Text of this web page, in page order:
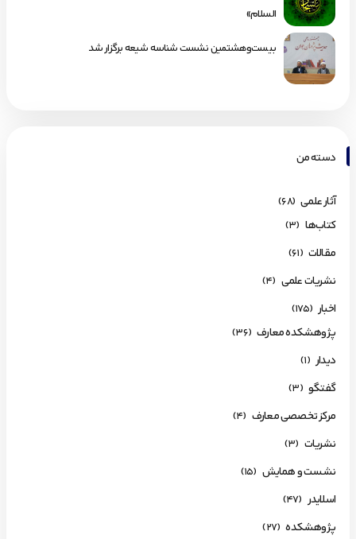
السلام»
بیست‌وهشتمین نشست شناسه شیعه برگزار شد
دسته من
آثار علمی (68)
کتاب‌ها (3)
مقالات (61)
نشریات علمی (4)
اخبار (175)
پژوهشکده معارف (36)
دیدار (1)
گفتگو (3)
مرکز تخصصی معارف (4)
نشریات (3)
نشست و همایش (15)
اسلایدر (47)
پژوهشکده (27)